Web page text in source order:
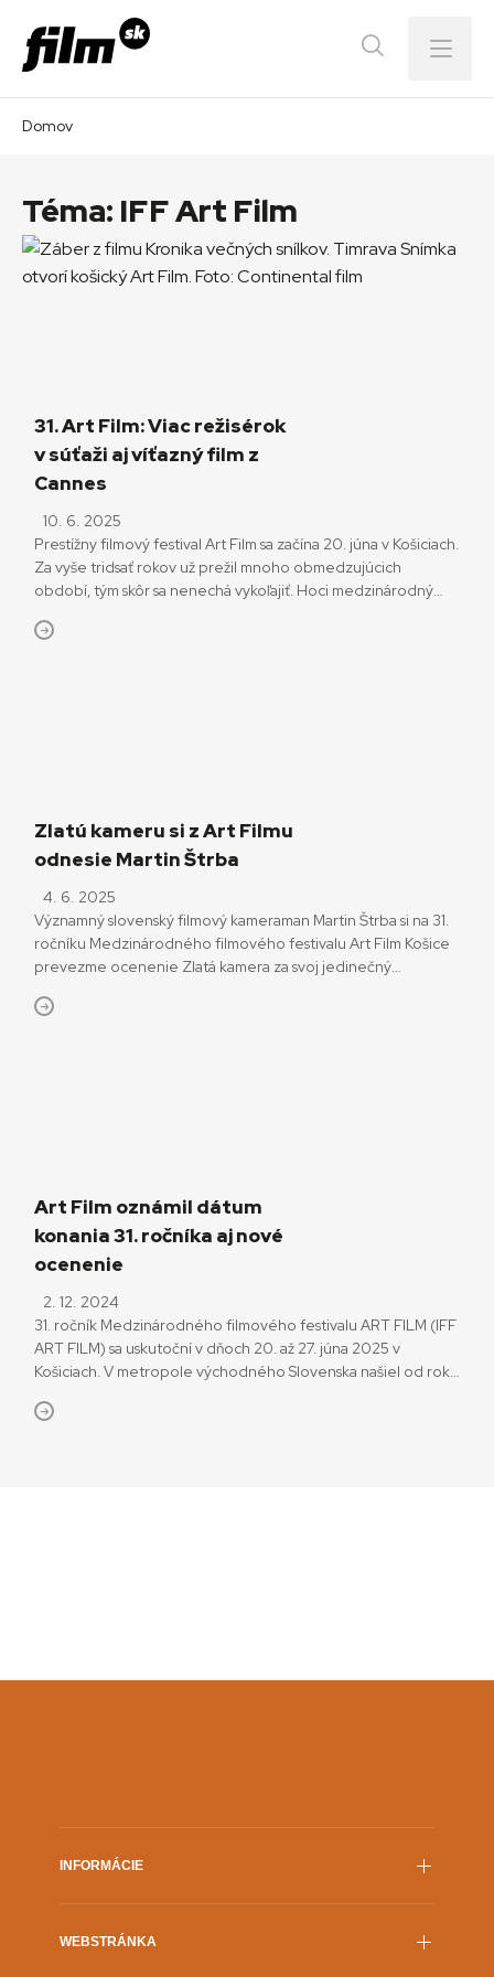
Menu
Domov
Téma: IFF Art Film
31. Art Film: Viac režisérok
v súťaži aj víťazný film z
Cannes
10. 6. 2025
Prestížny filmový festival Art Film sa začína 20. júna v Košiciach.
Za vyše tridsať rokov už prežil mnoho obmedzujúcich
období, tým skôr sa nenechá vykoľajiť. Hoci medzinárodný
nepríjemný dopad zmien v spoločnosti, necíti sa byť pod ich
Zlatú kameru si z Art Filmu
odnesie Martin Štrba
4. 6. 2025
Významný slovenský filmový kameraman Martin Štrba si na 31.
ročníku Medzinárodného filmového festivalu Art Film Košice
prevezme ocenenie Zlatá kamera za svoj jedinečný
Štrba patrí k najvýznamnejším a najvyťaženejším slovenským
Art Film oznámil dátum
konania 31. ročníka aj nové
ocenenie
2. 12. 2024
31. ročník Medzinárodného filmového festivalu ART FILM (IFF
ART FILM) sa uskutoční v dňoch 20. až 27. júna 2025 v
Košiciach. V metropole východného Slovenska našiel od roku
premietalo v ôsmich kinosálach dostupných pešou chôdzou
INFORMÁCIE
WEBSTRÁNKA